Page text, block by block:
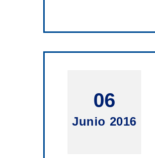
06
Junio 2016